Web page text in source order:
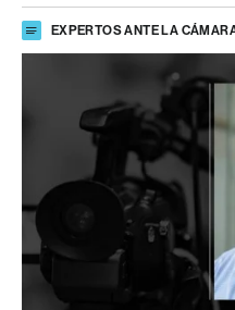
EXPERTOS ANTE LA